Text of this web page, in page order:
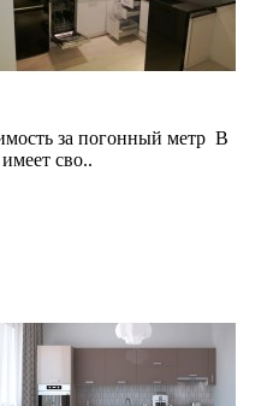
за погонный метр В
сво..